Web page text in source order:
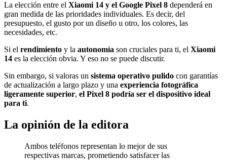
La elección entre el Xiaomi 14 y el Google Pixel 8 dependerá en
gran medida de las prioridades individuales. Es decir, del
presupuesto, el gusto por un diseño u otro, los colores, las
necesidades, etc.
Si el rendimiento y la autonomía son cruciales para ti, el Xiaomi
14 es la elección obvia. Y eso no se puede discutir.
Sin embargo, si valoras un sistema operativo pulido con garantías
de actualización a largo plazo y una experiencia fotográfica
ligeramente superior, el Pixel 8 podría ser el dispositivo ideal
para ti.
La opinión de la editora
Ambos teléfonos representan lo mejor de sus
respectivas marcas, prometiendo satisfacer las